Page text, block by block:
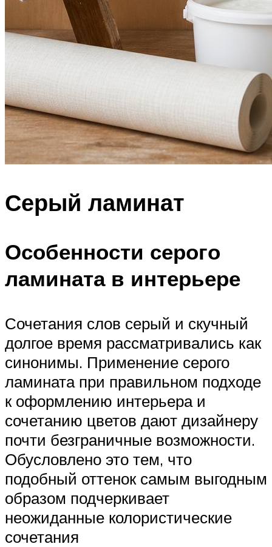
Серый ламинат
Особенности серого
ламината в интерьере
Сочетания слов серый и скучный
долгое время рассматривались как
синонимы. Применение серого
ламината при правильном подходе
к оформлению интерьера и
сочетанию цветов дают дизайнеру
почти безграничные возможности.
Обусловлено это тем, что
подобный оттенок самым выгодным
образом подчеркивает
неожиданные колористические
сочетания